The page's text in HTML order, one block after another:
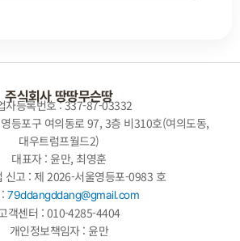
로그인
주식회사 땅땅무슨땅
자등록번호 : 337-87-03332
등포구 여의동로 97, 3층 비310호(여의도동,
대우트럼프월드2)
대표자 : 윤만, 최영훈
신고 : 제 2026-서울영등포-0983 호
:79ddangddang@gmail.com
객센터 : 010-4285-4404
개인정보책임자 : 윤만